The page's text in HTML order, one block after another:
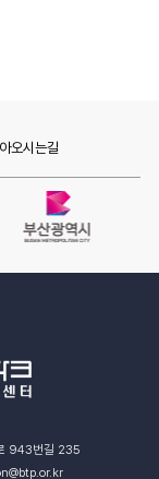
오시는길
943번길 235